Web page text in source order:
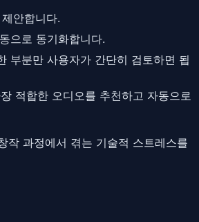
안합니다.
으로 동기화합니다.
부분만 사용자가 간단히 검토하면 됩
적합한 오디오를 추천하고 자동으로
작 과정에서 겪는 기술적 스트레스를